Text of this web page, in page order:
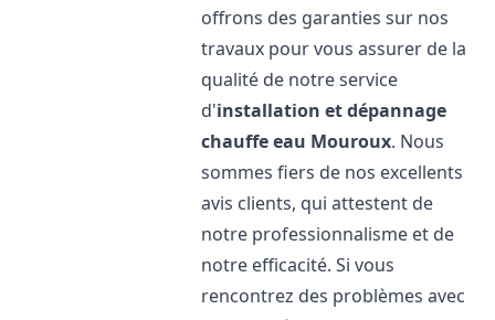
offrons des garanties sur nos
travaux pour vous assurer de la
qualité de notre service
d'installation et dépannage
chauffe eau Mouroux. Nous
sommes fiers de nos excellents
avis clients, qui attestent de
notre professionnalisme et de
notre efficacité. Si vous
rencontrez des problèmes avec